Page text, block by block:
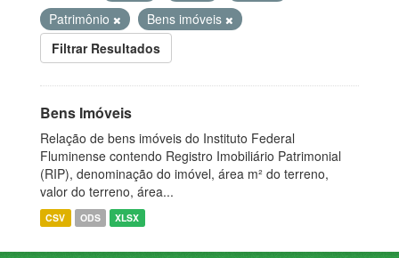
Patrimônio
Bens imóveis
Filtrar Resultados
Bens Imóveis
Relação de bens imóveis do Instituto Federal
Fluminense contendo Registro Imobiliário Patrimonial
(RIP), denominação do imóvel, área m² do terreno,
valor do terreno, área...
CSV ODS XLSX